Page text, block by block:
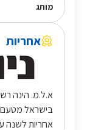
מותג
אחריות
בישראל מטעם
אחריות לשנה